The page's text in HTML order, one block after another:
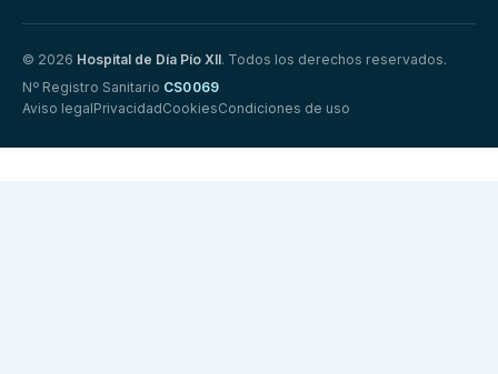
© 2026 Hospital de Día Pío XII. Todos los derechos reservados.
Nº Registro Sanitario CS0069
Aviso legalPrivacidadCookiesCondiciones de uso